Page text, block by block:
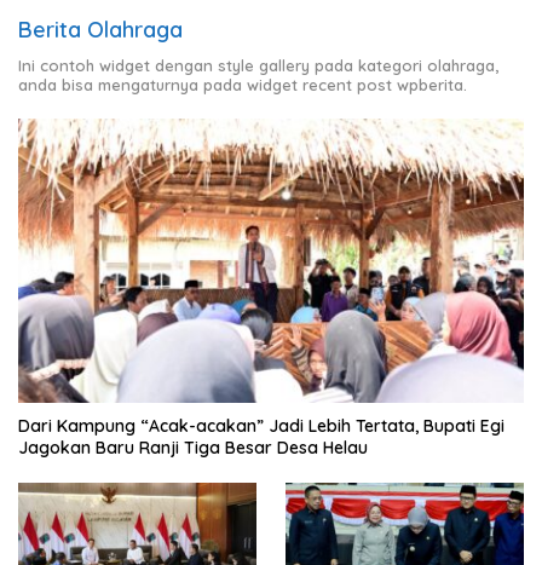
Berita Olahraga
Ini contoh widget dengan style gallery pada kategori olahraga,
anda bisa mengaturnya pada widget recent post wpberita.
Dari Kampung “Acak-acakan” Jadi Lebih Tertata, Bupati Egi
Jagokan Baru Ranji Tiga Besar Desa Helau